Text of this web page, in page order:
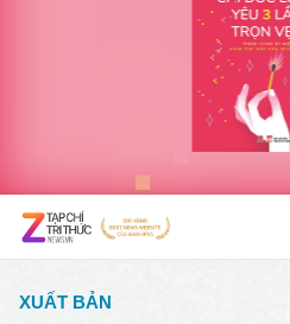
XUẤT BẢN